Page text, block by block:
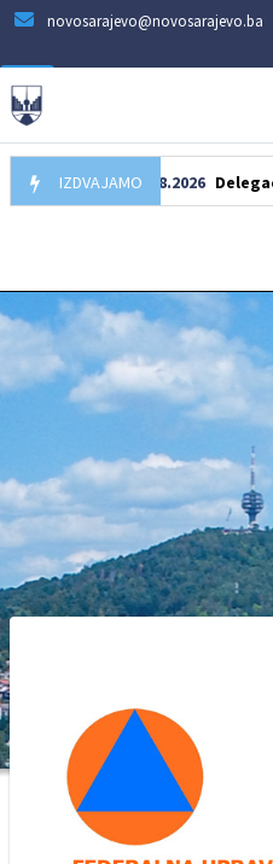
novosarajevo@novosarajevo.ba
IZDVAJAMO
07.08.2026 Delegacija